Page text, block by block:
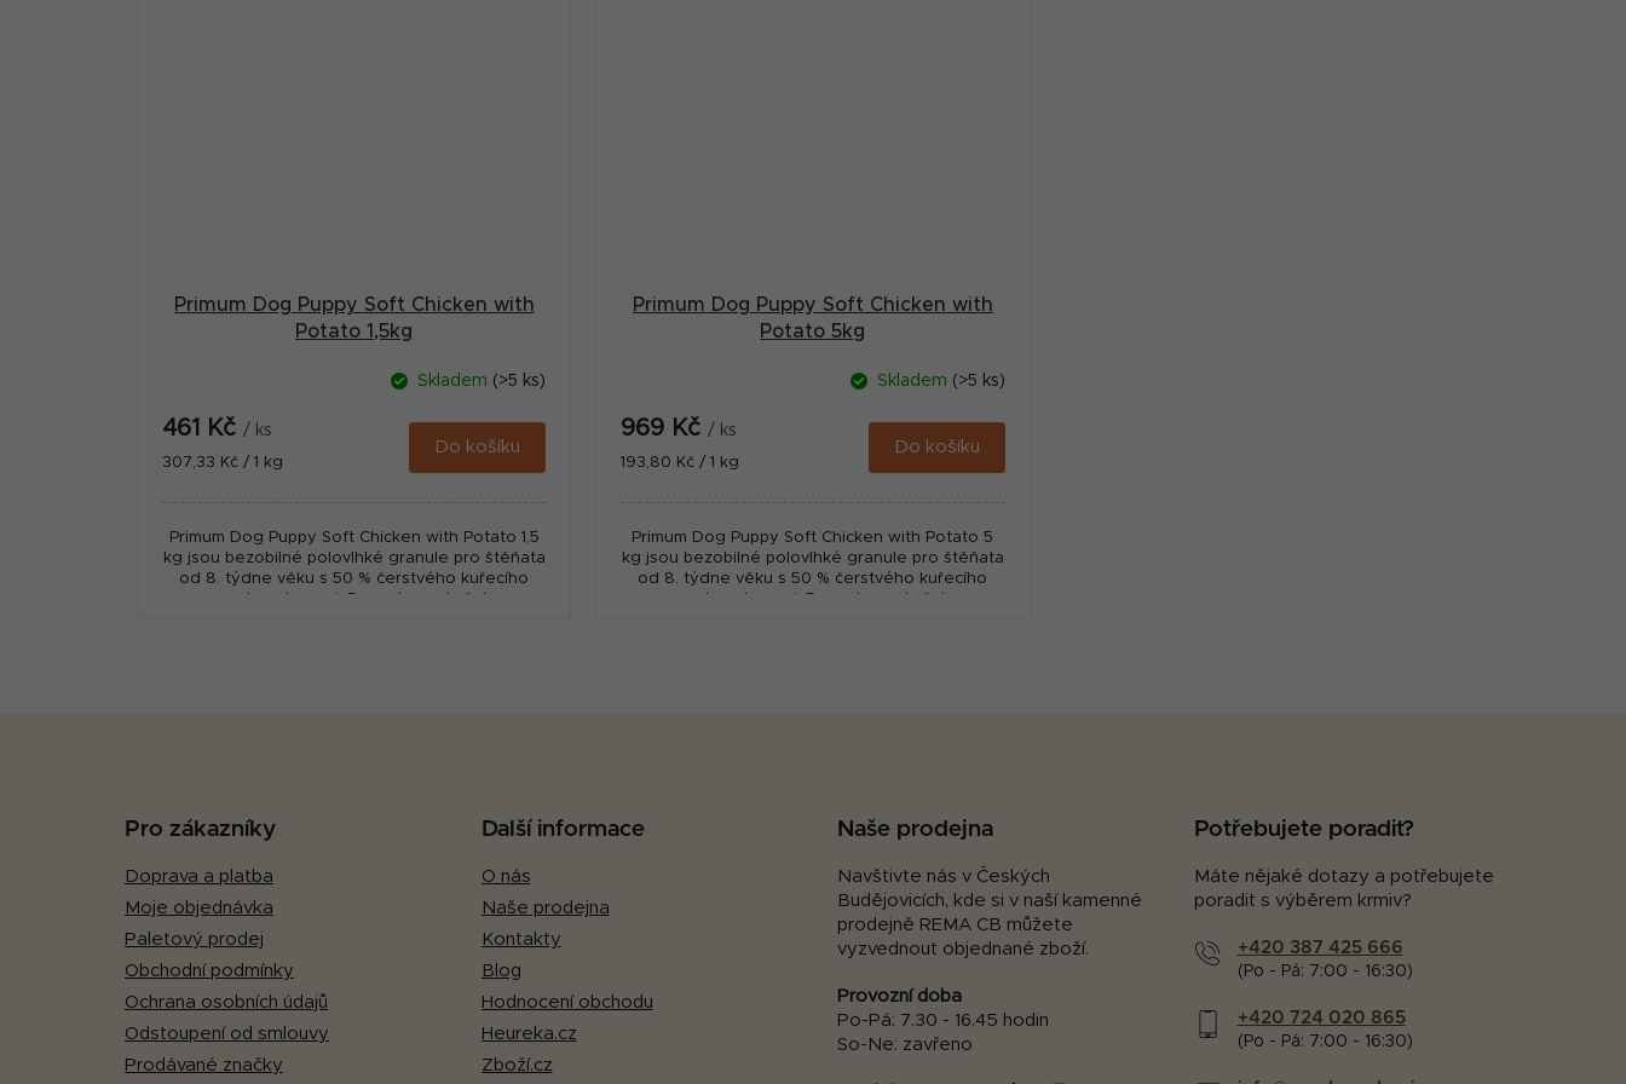
Primum Dog Puppy Soft Chicken with
Potato 1,5kg
Skladem (>5 ks)
461 Kč / ks
Měrná
307,33 Kč / 1 kg
Do košíku
Primum Dog Puppy Soft Chicken with Potato 1,5
kg jsou bezobilné polovlhké granule pro štěňata
od 8. týdne věku s 50 % čerstvého kuřecího
Primum Dog Puppy Soft Chicken with
Potato 5kg
Skladem (>5 ks)
969 Kč/ ks
Měrná
193,80 Kč / 1 kg
Do košíku
Primum Dog Puppy Soft Chicken with Potato 5
kg jsou bezobilné polovlhké granule pro štěňata
od 8. týdne věku s 50 % čerstvého kuřecího
Pro zákazníky
Doprava a platba
Moje objednávka
Paletový prodej
Obchodní podmínky
Ochrana osobních údajů
Odstoupení od smlouvy
Prodávané značky
Další informace
O nás
Naše prodejna
Kontakty
Blog
Hodnocení obchodu
Heureka.cz
Zboží.cz
Naše prodejna
Navštivte nás v Českých
Budějovicích, kde si v naší kamenné
prodejně REMA CB můžete
vyzvednout objednané zboží.
Provozní doba
Po-Pá: 7.30 - 16.45 hodin
So-Ne: zavřeno
Potřebujete poradit?
Máte nějaké dotazy a potřebujete
poradit s výběrem krmiv?
+420 387 425 666
(Po - Pá: 7:00 - 16:30)
+420 724 020 865
(Po - Pá: 7:00 - 16:30)